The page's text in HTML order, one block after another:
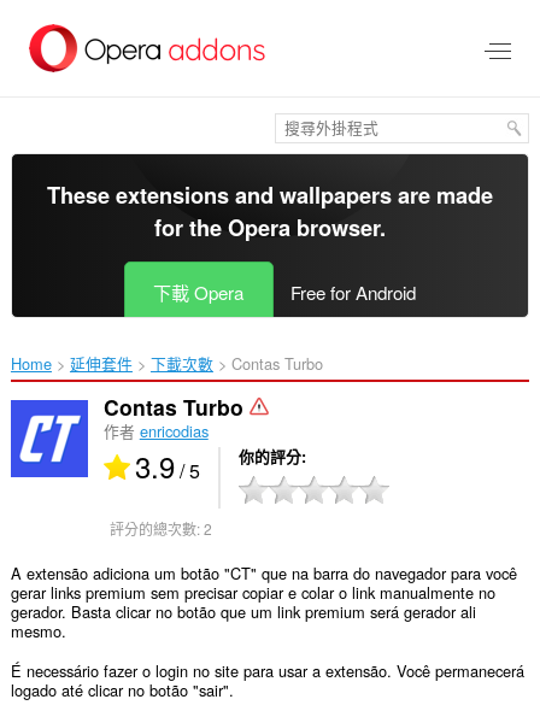
區
These extensions and wallpapers are made
for theOpera browser.
下載 Opera Free for Android
Home 延伸套件 下載次數 Contas Turbo‎
Contas Turbo
作者 enricodias
3.9/ 5 你的評分
評分的總次數:2
A extensão adiciona um botão "CT" que na barra do navegador para você
gerar links premium sem precisar copiar e colar o link manualmente no
gerador. Basta clicar no botão que um link premium será gerador ali
mesmo.
É necessário fazer o login no site para usar a extensão. Você permanecerá
logado até clicar no botão "sair".